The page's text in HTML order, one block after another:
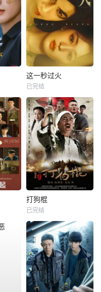
这一秒过火
已完结
打狗棍
已完结